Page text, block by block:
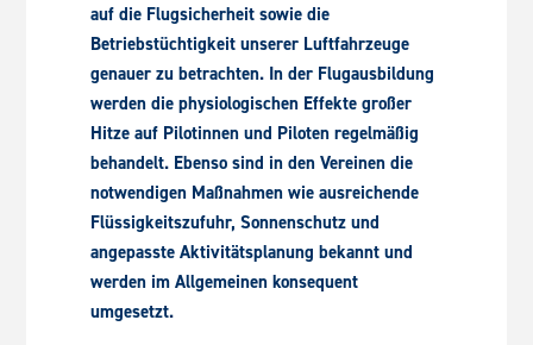
auf die Flugsicherheit sowie die
Betriebstüchtigkeit unserer Luftfahrzeuge
genauer zu betrachten. In der Flugausbildung
werden die physiologischen Effekte großer
Hitze auf Pilotinnen und Piloten regelmäßig
behandelt. Ebenso sind in den Vereinen die
notwendigen Maßnahmen wie ausreichende
Flüssigkeitszufuhr, Sonnenschutz und
angepasste Aktivitätsplanung bekannt und
werden im Allgemeinen konsequent
umgesetzt.